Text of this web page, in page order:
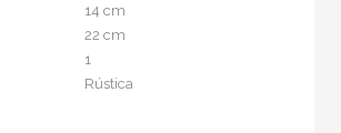
14 cm
22 cm
1
Rústica